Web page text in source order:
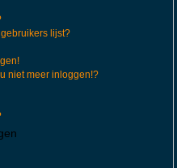
lijst?
niet meer inloggen!?